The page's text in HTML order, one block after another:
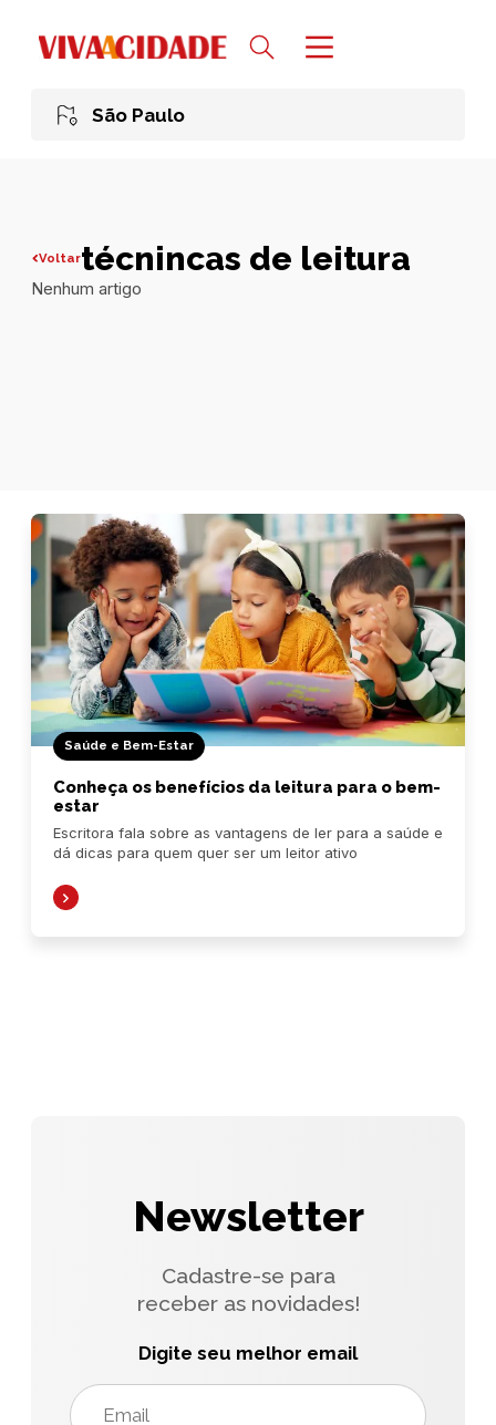
São Paulo
Voltartécnincas de leitura
Nenhum artigo
Saúde e Bem-Estar
Conheça os benefícios da leitura para o bem-
estar
Escritora fala sobre as vantagens de ler para a saúde e
dá dicas para quem quer ser um leitor ativo
Newsletter
Cadastre-se para
receber as novidades!
Digite seu melhor email